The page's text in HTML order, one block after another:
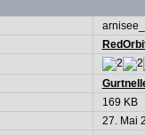
169 KB
27. Mai